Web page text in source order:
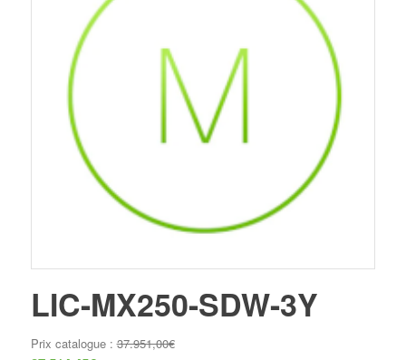
LIC-MX250-SDW-3Y
Prix catalogue :37.951,00€